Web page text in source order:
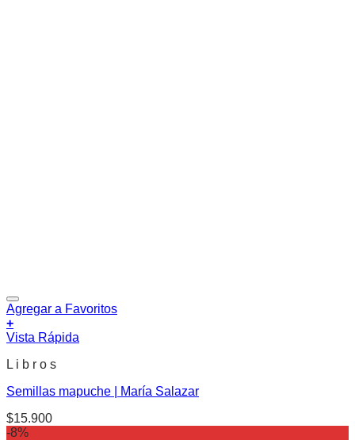
Agregar a Favoritos
+
Vista Rápida
L i b r o s
Semillas mapuche | María Salazar
$15.900
-8%